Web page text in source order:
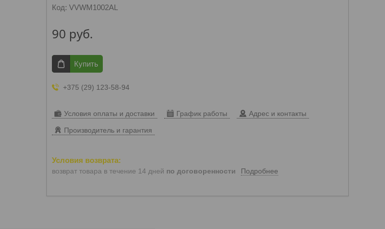
Код: VVWM1002AL
90 руб.
Купить
+375 (29) 123-58-94
Условия оплаты и доставки График работы Адрес и контакты
Производитель и гарантия
возврат товара в течение 14 дней по договоренности Подробнее